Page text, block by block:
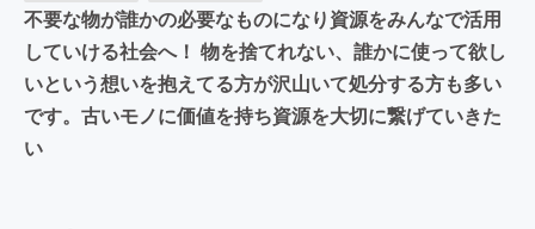
不要な物が誰かの必要なものになり資源をみんなで活用
していける社会へ！ 物を捨てれない、誰かに使って欲し
いという想いを抱えてる方が沢山いて処分する方も多い
です。古いモノに価値を持ち資源を大切に繋げていきた
い